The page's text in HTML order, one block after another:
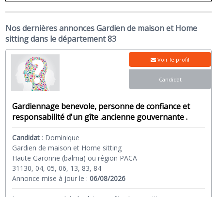
Nos dernières annonces Gardien de maison et Home
sitting dans le département 83
Gardiennage benevole, personne de confiance et
responsabilité d'un gîte .ancienne gouvernante .
Candidat : Dominique
Gardien de maison et Home sitting
Haute Garonne (balma) ou région PACA
31130, 04, 05, 06, 13, 83, 84
Annonce mise à jour le :06/08/2026
Voir le profil
Candidat